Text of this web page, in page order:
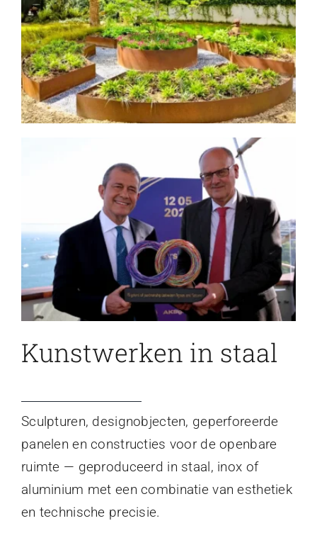
Kunstwerken in staal
Sculpturen, designobjecten, geperforeerde
panelen en constructies voor de openbare
ruimte — geproduceerd in staal, inox of
aluminium met een combinatie van esthetiek
en technische precisie.